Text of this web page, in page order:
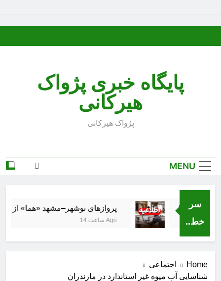
پایگاه خبری پژواک
هیرکانی
پژواک هیرکانی
MENU
سر
خط..
پروازهای نوشهر–مشهد «هما» از ۱۸ مرداد برقرار می‌شود
14 ساعت Ago
Home
اجتماعی
شناسایی آب میوه غیر استاندارد در مازندران